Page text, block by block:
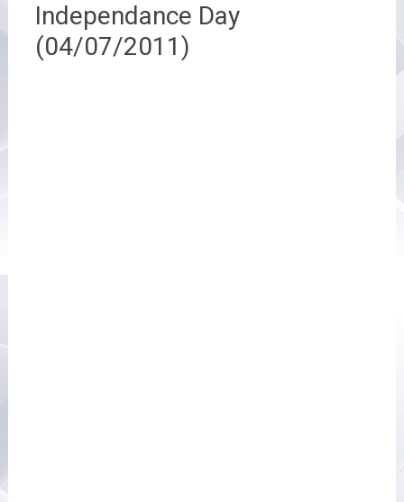
Independance Day
(04/07/2011)